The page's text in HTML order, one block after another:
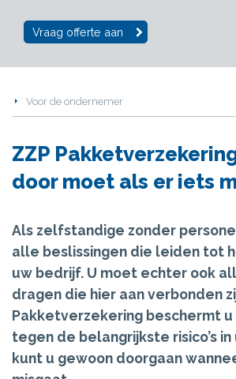
Vraag offerte aan
Voor de ondernemer
ZZP
door moet als er iets
Als zelfstandige zonder
alle beslissingen die leiden tot
uw bedrijf. U moet echter ook
dragen die hier aan verbonden
Pakketverzekering beschermt
tegen de belangrijkste risico’s
kunt u gewoon doorgaan